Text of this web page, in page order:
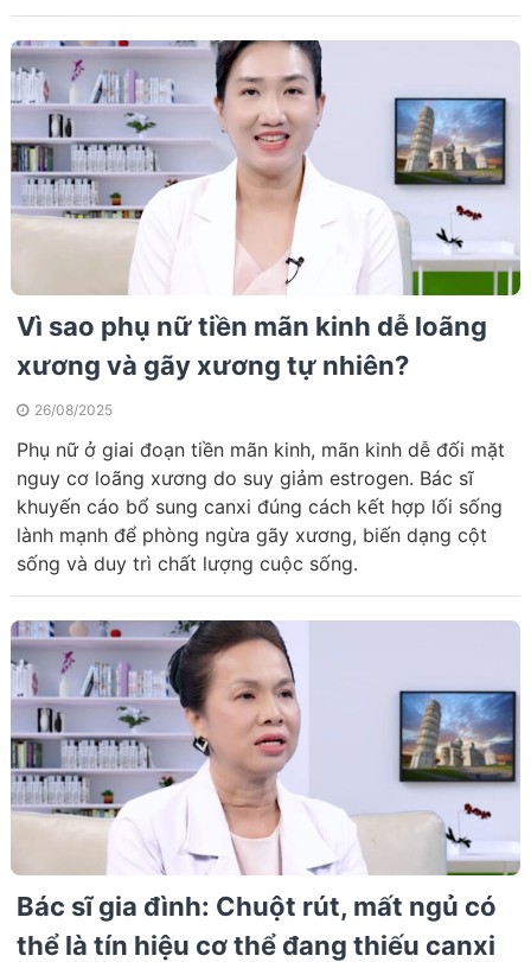
Vì sao phụ nữ tiền mãn kinh dễ loãng
xương và gãy xương tự nhiên?
26/08/2025
Phụ nữ ở giai đoạn tiền mãn kinh, mãn kinh dễ đối mặt
nguy cơ loãng xương do suy giảm estrogen. Bác sĩ
khuyến cáo bổ sung canxi đúng cách kết hợp lối sống
lành mạnh để phòng ngừa gãy xương, biến dạng cột
sống và duy trì chất lượng cuộc sống.
Bác sĩ gia đình: Chuột rút, mất ngủ có
thể là tín hiệu cơ thể đang thiếu canxi